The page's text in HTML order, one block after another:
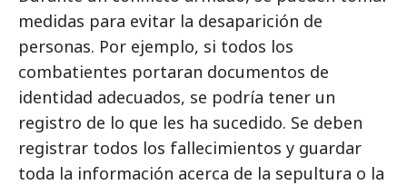
medidas para evitar la desaparición de
personas. Por ejemplo, si todos los
combatientes portaran documentos de
identidad adecuados, se podría tener un
registro de lo que les ha sucedido. Se deben
registrar todos los fallecimientos y guardar
toda la información acerca de la sepultura o la